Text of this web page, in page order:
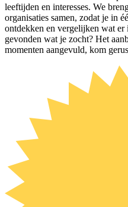
leeftijden en interesses. We
organisaties samen, zodat je in
ontdekken en vergelijken wat
gevonden wat je zocht? Het
momenten aangevuld, kom